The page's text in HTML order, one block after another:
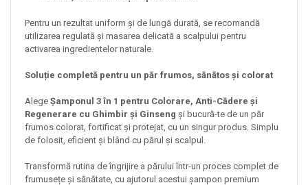
Pentru un rezultat uniform și de lungă durată, se recomandă
utilizarea regulată și masarea delicată a scalpului pentru
activarea ingredientelor naturale.
Soluție completă pentru un păr frumos, sănătos și colorat
Alege Șamponul 3 în 1 pentru Colorare, Anti-Cădere și
Regenerare cu Ghimbir și Ginseng și bucură-te de un păr
frumos colorat, fortificat și protejat, cu un singur produs. Simplu
de folosit, eficient și blând cu părul și scalpul.
Transformă rutina de îngrijire a părului într-un proces complet de
frumusețe și sănătate, cu ajutorul acestui șampon premium